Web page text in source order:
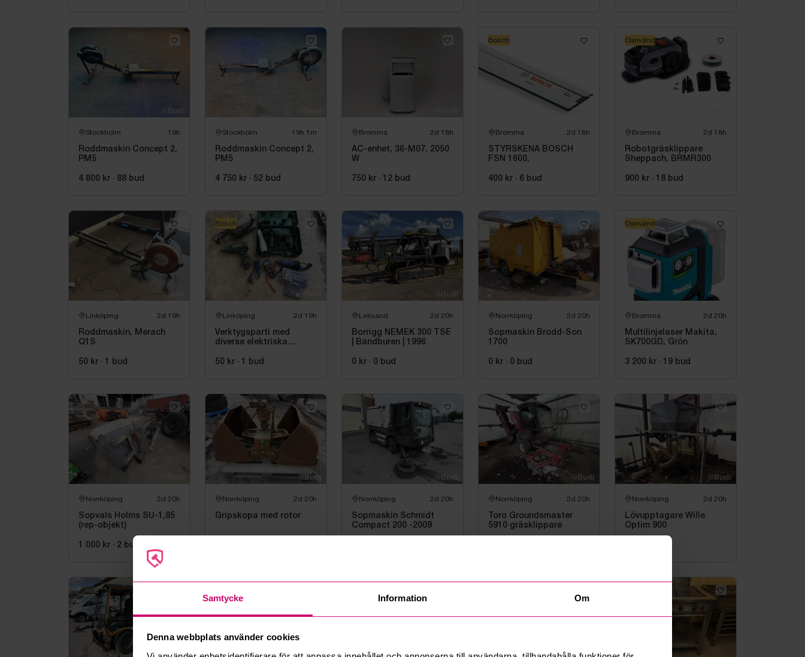
Samtycke Information Om
Denna webbplats använder cookies
Stockholm 19h
Roddmaskin Concept 2,
PM5
4 800 kr · 88 bud
Stockholm 19h 1m
Roddmaskin Concept 2,
PM5
4 750 kr · 52 bud
Bromma 2d 18h
AC-enhet, 36-M07, 2050
W
750 kr · 12 bud
Bromma 2d 18h
STYRSKENA BOSCH
FSN 1600,
400 kr · 6 bud
Bosch
Bromma 2d 18h
Robotgräsklippare
Sheppach, BRMR300
900 kr · 18 bud
Oanvänd
Linköping 2d 19h
Roddmaskin, Merach
Q1S
50 kr · 1 bud
Linköping 2d 19h
Verktygsparti med
diverse elektriska
50 kr · 1 bud
Bosch
Leksand 2d 20h
Borrigg NEMEK 300 TSE
| Bandburen | 1996
0 kr · 0 bud
Norrköping 2d 20h
Sopmaskin Brodd-Son
1700
0 kr · 0 bud
Bromma 2d 20h
Multilinjelaser Makita,
SK700GD, Grön
3 200 kr · 19 bud
Oanvänd
Norrköping 2d 20h
Sopvals Holms SU-1,85
(rep-objekt)
1 000 kr · 2 bud
Norrköping 2d 20h
Gripskopa med rotor
Norrköping 2d 20h
Sopmaskin Schmidt
Compact 200 -2009
Norrköping 2d 20h
Toro Groundsmaster
5910 gräsklippare
Norrköping 2d 20h
Lövupptagare Wille
Optim 900